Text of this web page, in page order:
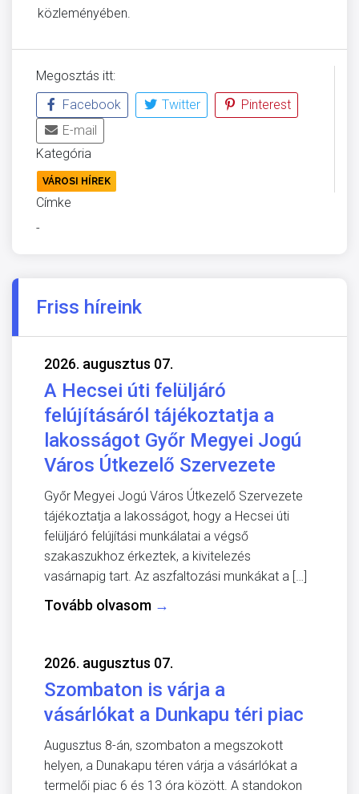
közleményében.
Megosztás itt:
Facebook
Twitter
Pinterest
E-mail
Kategória
VÁROSI HÍREK
Címke
-
Friss híreink
2026. augusztus 07.
A Hecsei úti felüljáró
felújításáról tájékoztatja a
lakosságot Győr Megyei Jogú
Város Útkezelő Szervezete
Győr Megyei Jogú Város Útkezelő Szervezete
tájékoztatja a lakosságot, hogy a Hecsei úti
felüljáró felújítási munkálatai a végső
szakaszukhoz érkeztek, a kivitelezés
vasárnapig tart. Az aszfaltozási munkákat a […]
Tovább olvasom →
2026. augusztus 07.
Szombaton is várja a
vásárlókat a Dunkapu téri piac
Augusztus 8-án, szombaton a megszokott
helyen, a Dunakapu téren várja a vásárlókat a
termelői piac 6 és 13 óra között. A standokon